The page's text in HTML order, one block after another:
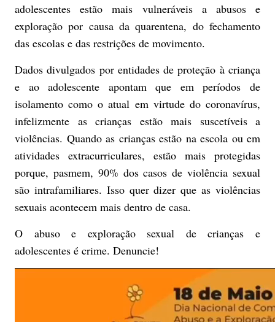
adolescentes estão mais vulneráveis a abusos e
exploração por causa da quarentena, do fechamento
das escolas e das restrições de movimento.
Dados divulgados por entidades de proteção à criança
e ao adolescente apontam que em períodos de
isolamento como o atual em virtude do coronavírus,
infelizmente as crianças estão mais suscetíveis a
violências. Quando as crianças estão na escola ou em
atividades extracurriculares, estão mais protegidas
porque, pasmem, 90% dos casos de violência sexual
são intrafamiliares. Isso quer dizer que as violências
sexuais acontecem mais dentro de casa.
O abuso e exploração sexual de crianças e
adolescentes é crime. Denuncie!